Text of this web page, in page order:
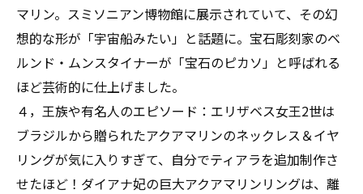
マリン。スミソニアン博物館に展示されていて、その幻
想的な形が「宇宙船みたい」と話題に。宝石彫刻家のベ
ルンド・ムンスタイナーが「宝石のピカソ」と呼ばれる
ほど芸術的に仕上げました。
４，王族や有名人のエピソード：エリザベス女王2世は
ブラジルから贈られたアクアマリンのネックレス＆イヤ
リングが気に入りすぎて、自分でティアラを追加制作さ
せたほど！ダイアナ妃の巨大アクアマリンリングは、離